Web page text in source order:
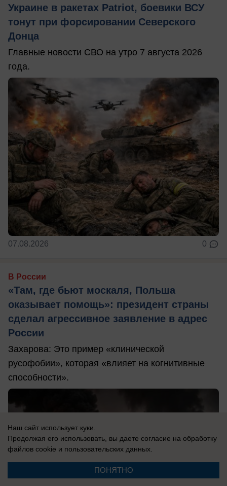
Украине в ракетах Patriot, боевики ВСУ
тонут при форсировании Северского
Донца
Главные новости СВО на утро 7 августа 2026
года.
07.08.2026 0
В России
«Там, где бьют москаля, Польша
оказывает помощь»: президент страны
сделал агрессивное заявление в адрес
России
Захарова: Это пример «клинической
русофобии», которая «влияет на когнитивные
способности».
Наш сайт использует куки.
Продолжая его использовать, вы даете согласие на обработку
файлов cookie и пользовательских данных.
ПОНЯТНО